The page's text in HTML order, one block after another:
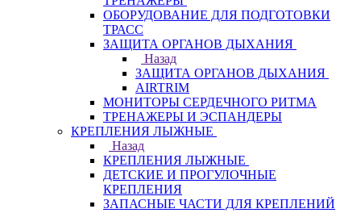
ОБОРУДОВАНИЕ ДЛЯ ПОДГОТОВКИ
ТРАСС
ЗАЩИТА ОРГАНОВ ДЫХАНИЯ
Назад
ЗАЩИТА ОРГАНОВ ДЫХАНИЯ
AIRTRIM
МОНИТОРЫ СЕРДЕЧНОГО РИТМА
ТРЕНАЖЕРЫ И ЭСПАНДЕРЫ
КРЕПЛЕНИЯ ЛЫЖНЫЕ
Назад
КРЕПЛЕНИЯ ЛЫЖНЫЕ
ДЕТСКИЕ И ПРОГУЛОЧНЫЕ
КРЕПЛЕНИЯ
ЗАПАСНЫЕ ЧАСТИ ДЛЯ КРЕПЛЕНИЙ